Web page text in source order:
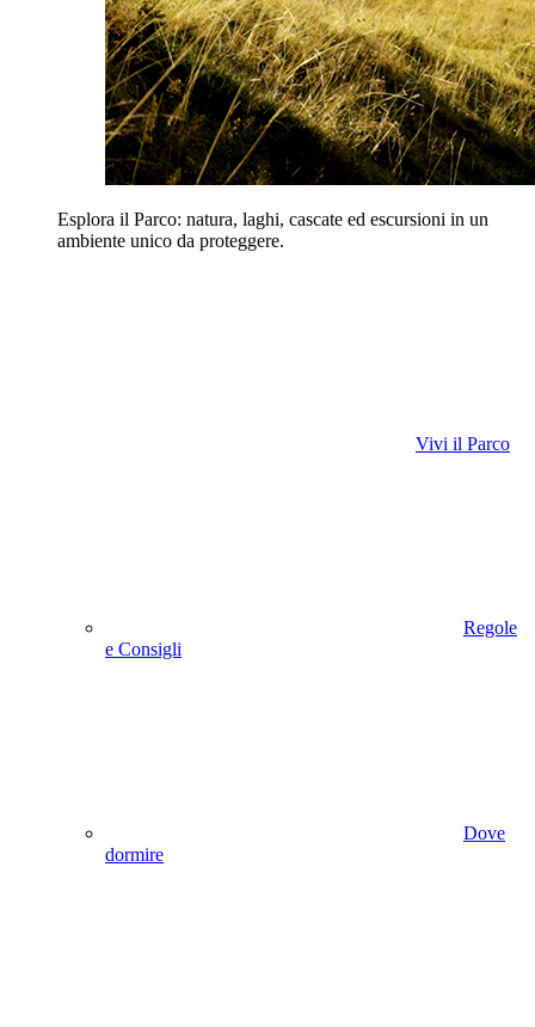
Esplora il Parco: natura, laghi, cascate ed escursioni in un
ambiente unico da proteggere.
Vivi il Parco
Regole
e Consigli
Dove
dormire